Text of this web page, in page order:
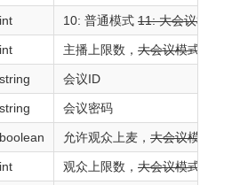
int 10: 普通模式 11: 大会议模式
int 主播上限数， 大会议模式全部
string 会议ID
string 会议密码
boolean 允许观众上麦， 大会议模式时
int 观众上限数， 大会议模式无观